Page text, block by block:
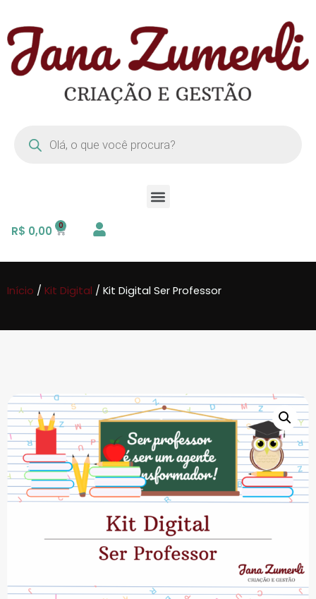
R$ 0,00
Início / Kit Digital / Kit Digital Ser Professor